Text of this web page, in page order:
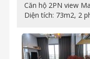
Căn hộ 2PN view
Diện tích: 73m2, 2